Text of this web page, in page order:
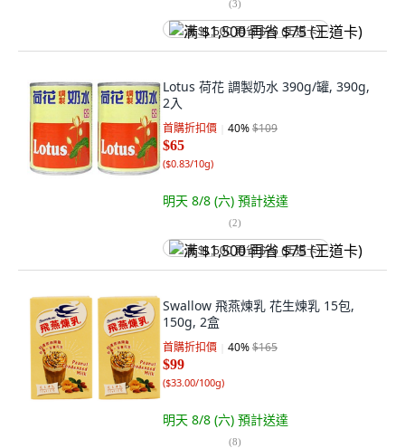
(3)
满 $1,500 再省 $75 (王道卡)
Lotus 荷花 調製奶水 390g/罐, 390g,
2入
首購折扣價 40%$109
$65
($0.83/10g)
明天 8/8 (六) 預計送達
(2)
满 $1,500 再省 $75 (王道卡)
Swallow 飛燕煉乳 花生煉乳 15包,
150g, 2盒
首購折扣價 40%$165
$99
($33.00/100g)
明天 8/8 (六) 預計送達
(8)